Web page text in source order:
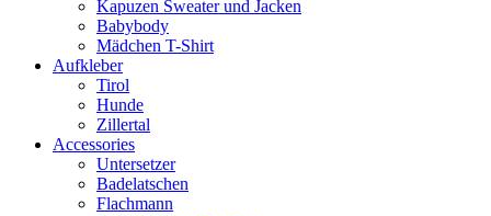
Kapuzen Sweater und Jacken
Babybody
Mädchen T-Shirt
Aufkleber
Tirol
Hunde
Zillertal
Accessories
Untersetzer
Badelatschen
Flachmann